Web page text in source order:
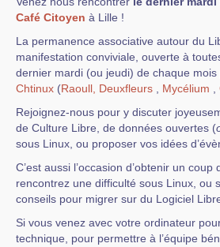
Café Citoyen à Lille !
La permanence associative autour du
manifestation conviviale, ouverte à
dernier mardi (ou jeudi) de chaque mois
Chtinux (Raoull, Deuxfleurs Mycélium
Rejoignez-nous pour y discuter
de Culture Libre, de données ouvertes (
sous Linux, ou proposer vos idées
C’est aussi l’occasion d’obtenir un coup
rencontrez une difficulté sous Linux, ou
conseils pour migrer sur du Logiciel
Si vous venez avec votre ordinateur
technique, pour permettre à l’équipe